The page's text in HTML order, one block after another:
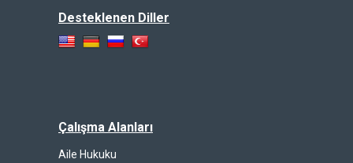
Desteklenen Diller
Çalışma Alanları
Aile Hukuku